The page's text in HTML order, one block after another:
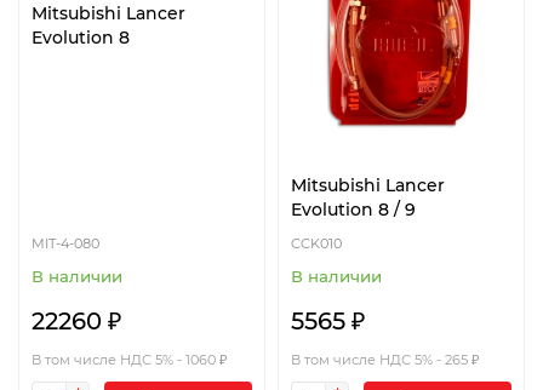
Mitsubishi Lancer
Evolution 8
MIT-4-080
В наличии
22260 ₽
В том числе НДС 5% - 1060 ₽
Mitsubishi Lancer
Evolution 8 / 9
CCK010
В наличии
5565 ₽
В том числе НДС 5% - 265 ₽